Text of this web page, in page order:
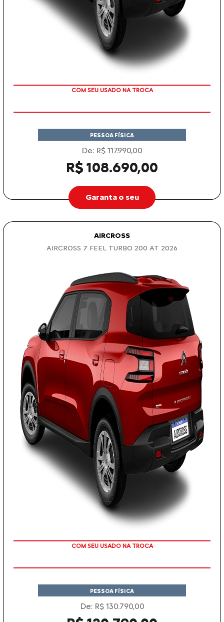
TAXA ZERO EM 12X
PESSOA FÍSICA
De: R$ 117.990,00
R$ 108.690,00
Garanta o seu
AIRCROSS
AIRCROSS 7 FEEL TURBO 200 AT 2026
TAXA ZERO
PESSOA FÍSICA
De: R$ 130.790,00